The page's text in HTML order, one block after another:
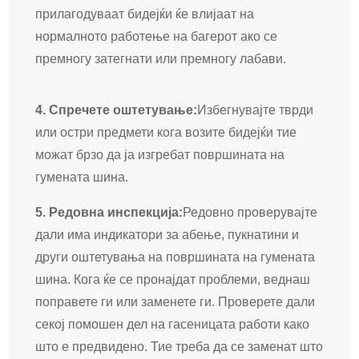
прилагодуваат бидејќи ќе влијаат на
нормалното работење на багерот ако се
премногу затегнати или премногу лабави.
4. Спречете оштетување:Избегнувајте тврди
или остри предмети кога возите бидејќи тие
можат брзо да ја изгребат површината на
гумената шина.
5. Редовна инспекција:Редовно проверувајте
дали има индикатори за абење, пукнатини и
други оштетувања на површината на гумената
шина. Кога ќе се пронајдат проблеми, веднаш
поправете ги или заменете ги. Проверете дали
секој помошен дел на гасеницата работи како
што е предвидено. Тие треба да се заменат што